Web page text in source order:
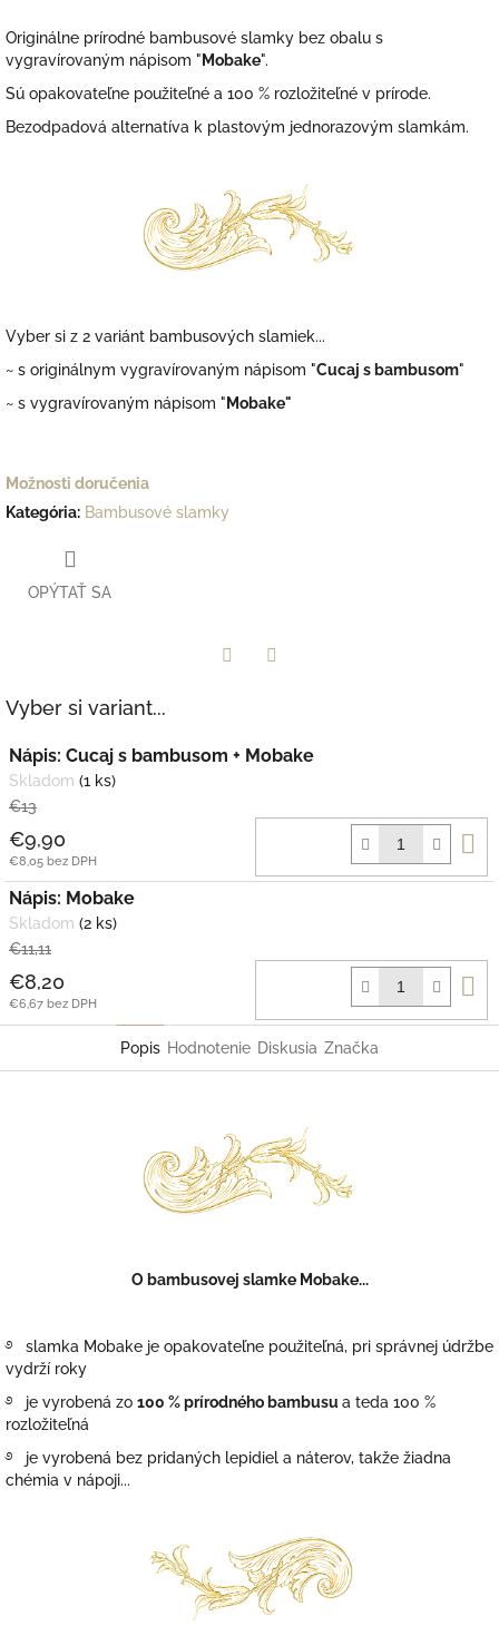
Originálne prírodné bambusové slamky bez obalu s
vygravírovaným nápisom "Mobake".
Sú opakovateľne použiteľné a 100 % rozložiteľné v prírode.
Bezodpadová alternatíva k plastovým jednorazovým slamkám.
Vyber si z 2 variánt bambusových slamiek...
~ s originálnym vygravírovaným nápisom "Cucaj s bambusom"
~ s vygravírovaným nápisom " Mobake"
Možnosti doručenia
Kategória: Bambusové slamky
OPÝTAŤ SA
Vyber si variant...
Nápis: Cucaj s bambusom + Mobake
Skladom (1 ks)
€13
€9,90
€8,05 bez DPH
Nápis: Mobake
Skladom (2 ks)
€11,11
€8,20
€6,67 bez DPH
Popis Hodnotenie Diskusia Značka
O bambusovej slamke Mobake...
࿔ slamka Mobake je opakovateľne použiteľná, pri správnej údržbe
vydrží roky
࿔ je vyrobená zo 100 % prírodného bambusu a teda 100 %
rozložiteľná
࿔ je vyrobená bez pridaných lepidiel a náterov, takže žiadna
chémia v nápoji...